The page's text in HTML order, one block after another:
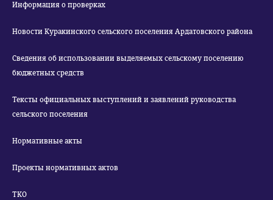
Информация о проверках
Новости Куракинского сельского поселения Ардатовского района
Сведения об использовании выделяемых сельскому поселению
бюджетных средств
Тексты официальных выступлений и заявлений руководства
сельского поселения
Нормативные акты
Проекты нормативных актов
ТКО